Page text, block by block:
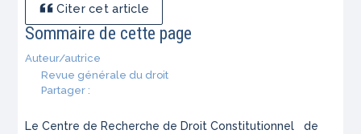
Citer cet article
Sommaire de cette page
Auteur/autrice
Revue générale du droit
Partager :
Le Centre de Recherche de Droit Constitutionnel de